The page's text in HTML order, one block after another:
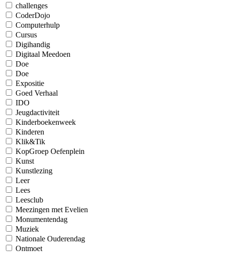
challenges
CoderDojo
Computerhulp
Cursus
Digihandig
Digitaal Meedoen
Doe
Doe
Expositie
Goed Verhaal
IDO
Jeugdactiviteit
Kinderboekenweek
Kinderen
Klik&Tik
KopGroep Oefenplein
Kunst
Kunstlezing
Leer
Lees
Leesclub
Meezingen met Evelien
Monumentendag
Muziek
Nationale Ouderendag
Ontmoet